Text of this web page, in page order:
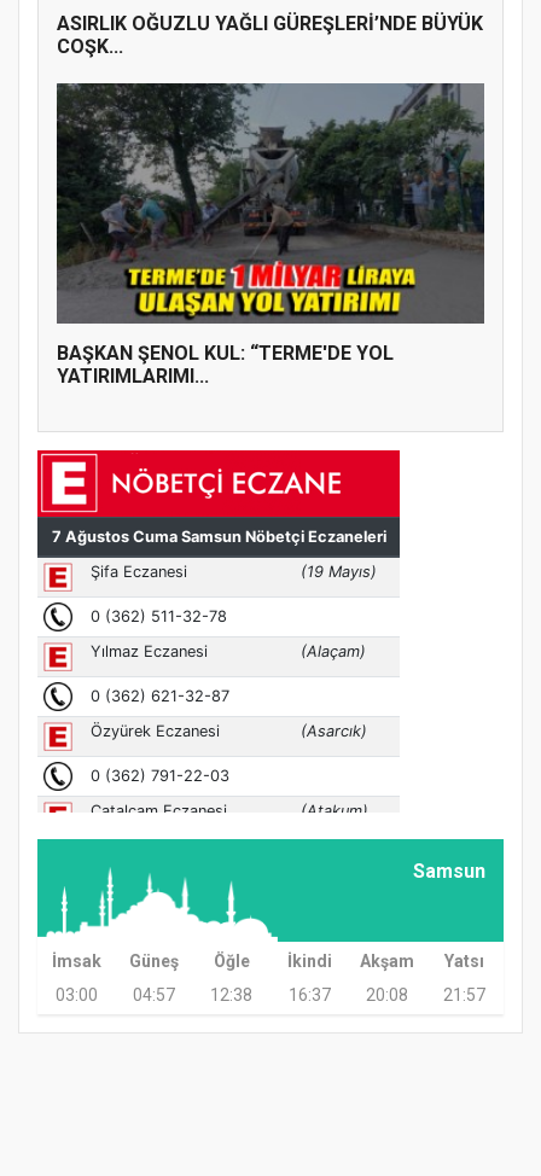
ASIRLIK OĞUZLU YAĞLI GÜREŞLERİ’NDE BÜYÜK
COŞK...
BAŞKAN ŞENOL KUL: “TERME'DE YOL
YATIRIMLARIMI...
Samsun
İmsak Güneş Öğle İkindi Akşam
Yatsı
03:00
04:57 12:38 16:37 20:08 21:57